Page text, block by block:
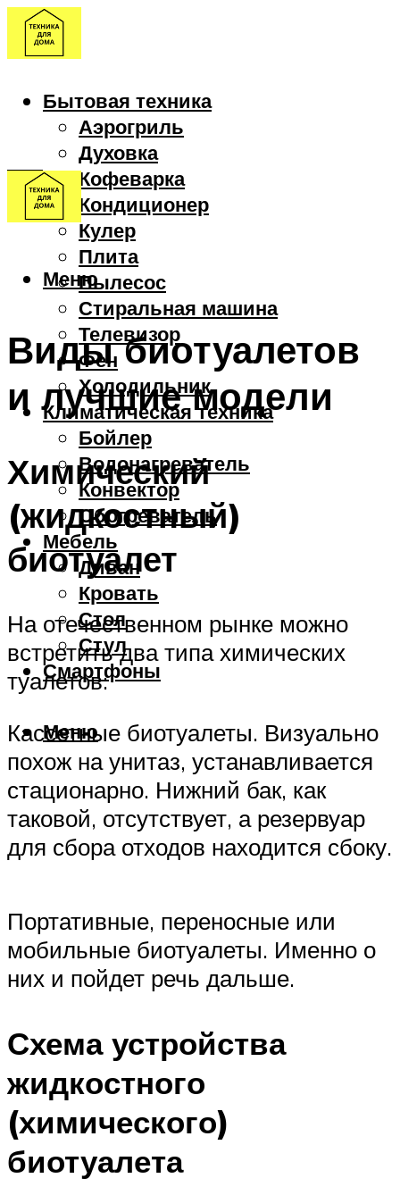
Бытовая техника
Аэрогриль
Духовка
Кофеварка
Кондиционер
Кулер
Плита
Пылесос
Стиральная машина
Телевизор
Фен
Холодильник
Климатическая техника
Бойлер
Водонагреватель
Конвектор
Обогреватель
Мебель
Диван
Кровать
Стол
Стул
Смартфоны
Меню
Меню
Виды биотуалетов
и лучшие модели
Химический
(жидкостный)
биотуалет
На отечественном рынке можно
встретить два типа химических
туалетов:
Кассетные биотуалеты. Визуально
похож на унитаз, устанавливается
стационарно. Нижний бак, как
таковой, отсутствует, а резервуар
для сбора отходов находится сбоку.
Портативные, переносные или
мобильные биотуалеты. Именно о
них и пойдет речь дальше.
Схема устройства
жидкостного
(химического)
биотуалета